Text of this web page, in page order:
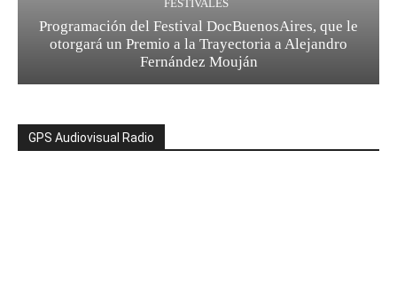
FESTIVALES
Programación del Festival DocBuenosAires, que le
otorgará un Premio a la Trayectoria a Alejandro
Fernández Mouján
GPS Audiovisual Radio